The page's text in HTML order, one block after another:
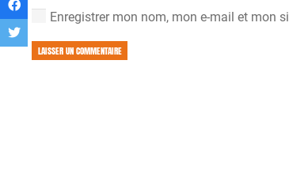
Enregistrer mon nom, mon e-mail et mon
LAISSER UN COMMENTAIRE